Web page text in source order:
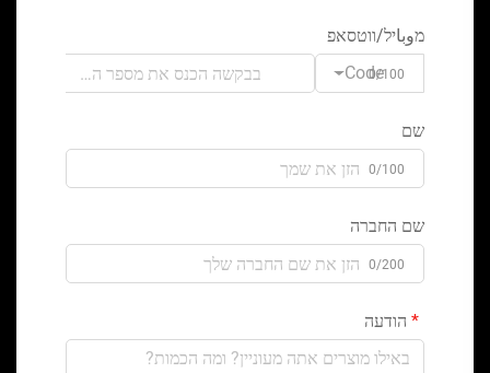
מوباיל/ווטסאפ
Code0/100
שם
0/100
שם החברה
0/200
הודעה